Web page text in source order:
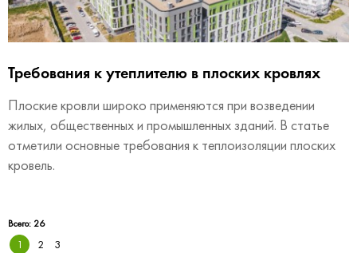
Требования к утеплителю в плоских кровлях
Плоские кровли широко применяются при возведении
жилых, общественных и промышленных зданий. В статье
отметили основные требования к теплоизоляции плоских
кровель.
Всего: 26
1 2 3